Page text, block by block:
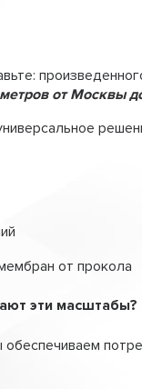
от Москвы
от прокола
эти масштабы?